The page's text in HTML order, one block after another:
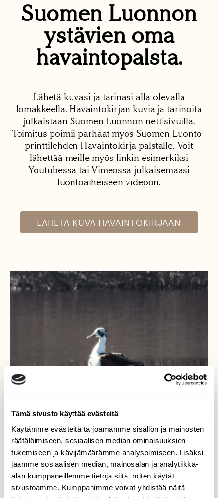
Tämä sivusto käyttää evästeitä
Käytämme evästeitä tarjoamamme sisällön ja mainosten
räätälöimiseen, sosiaalisen median ominaisuuksien
tukemiseen ja kävijämäärämme analysoimiseen. Lisäksi
jaamme sosiaalisen median, mainosalan ja analytiikka-
alan kumppaneillemme tietoja siitä, miten käytät
sivustoamme. Kumppanimme voivat yhdistää näitä
Suomen Luonnon
ystävien oma
havaintopalsta.
Lähetä kuvasi ja tarinasi alla olevalla
lomakkeella. Havaintokirjan kuvia ja tarinoita
julkaistaan Suomen Luonnon nettisivuilla.
Toimitus poimii parhaat myös Suomen Luonto -
printtilehden Havaintokirja-palstalle. Voit
lähettää meille myös linkin esimerkiksi
Youtubessa tai Vimeossa julkaisemaasi
luontoaiheiseen videoon.
LÄHETÄ KUVA HAVAINTOKIRJAAN
Sinisorsaksi nimetty
Vähän kummastusta herätti kun nämä kaksi